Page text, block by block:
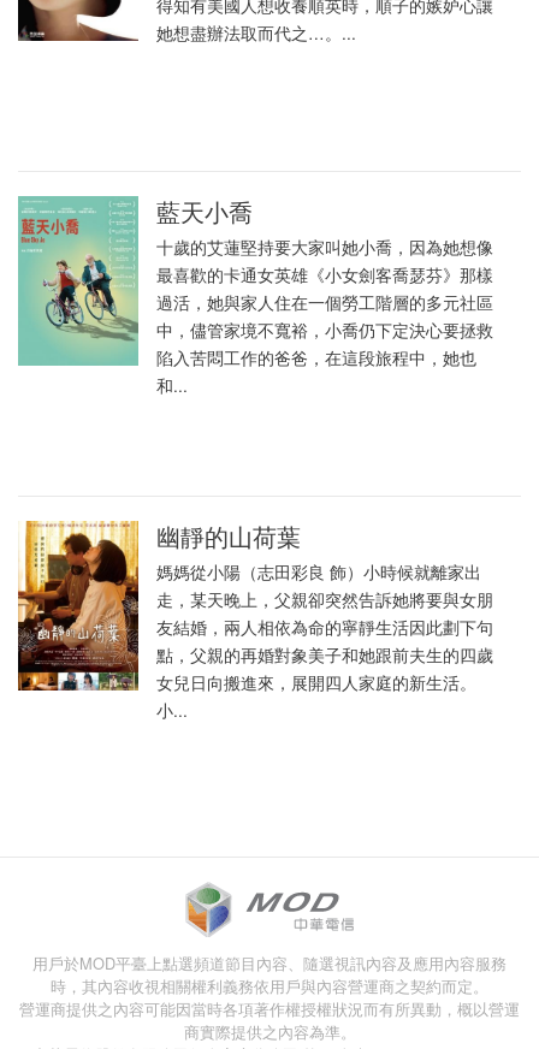
得知有美國人想收養順英時，順子的嫉妒心讓
她想盡辦法取而代之…。...
藍天小喬
十歲的艾蓮堅持要大家叫她小喬，因為她想像
最喜歡的卡通女英雄《小女劍客喬瑟芬》那樣
過活，她與家人住在一個勞工階層的多元社區
中，儘管家境不寬裕，小喬仍下定決心要拯救
陷入苦悶工作的爸爸，在這段旅程中，她也
和...
幽靜的山荷葉
媽媽從小陽（志田彩良 飾）小時候就離家出
走，某天晚上，父親卻突然告訴她將要與女朋
友結婚，兩人相依為命的寧靜生活因此劃下句
點，父親的再婚對象美子和她跟前夫生的四歲
女兒日向搬進來，展開四人家庭的新生活。
小...
用戶於MOD平臺上點選頻道節目內容、隨選視訊內容及應用內容服務
時，其內容收視相關權利義務依用戶與內容營運商之契約而定。
營運商提供之內容可能因當時各項著作權授權狀況而有所異動，概以營運
商實際提供之內容為準。